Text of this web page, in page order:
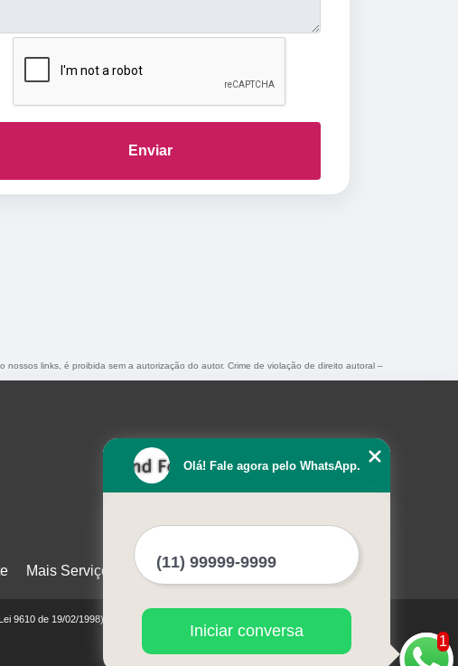
Enviar
links, é proibida sem a autorização do autor. Crime de violação de direito autoral –
Mais Serviços
9610 de 19/02/1998)
1
Olá! Fale agora pelo WhatsApp.
Iniciar conversa